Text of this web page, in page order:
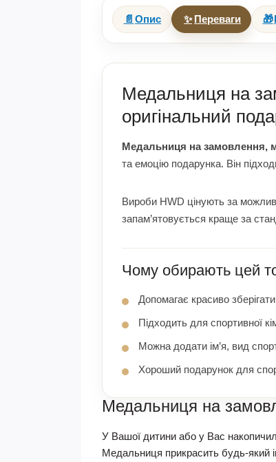
📄 Опис ✨ Переваги 🎁
Медальниця на
оригінальний
Медальниця на замовлення,
та емоцію подарунка. Він
Вироби HWD цінують за
запам’ятовується краще за
Чому обирають цей
Допомагає красиво
Підходить для спортивної
Можна додати ім’я, вид
Хороший подарунок для
Медальниця на
У Вашої дитини або у Вас
Медальниця прикрасить будь-який